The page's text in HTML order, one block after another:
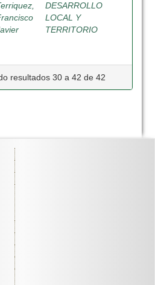
DESARROLLO
LOCAL Y
TERRITORIO
resultados 30 a 42 de 42